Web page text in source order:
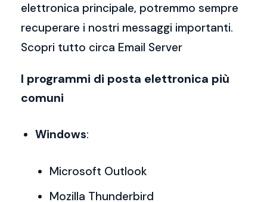
elettronica principale, potremmo sempre
recuperare i nostri messaggi importanti.
Scopri tutto circa Email Server
I programmi di posta elettronica più
comuni
Windows:
Microsoft Outlook
Mozilla Thunderbird